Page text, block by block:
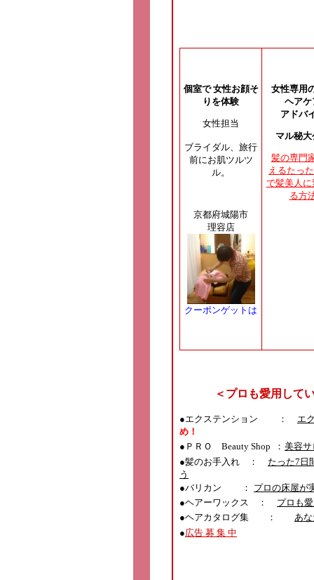
個室で 女性お顔そ
りを体験
女性担当
ブライダル、旅行
前にお肌ツルツ
ル。
京都府城陽市
理容店
クーポンゲットは
女性専用
ヘアケ
アドバ
マル秘大
髪の専門
えるたっ
で髪美人に
る方
＜プロも愛用して
●エクステンション ：
エ
め！
● ＰＲＯ Beauty Shop ： 美容サ
●髪のお手入れ ：
たった7日
う
●バリカン ：
プロの床屋が
●ヘアーワックス ：
プロも
●ヘアカタログ集 ： あ
●広告 募 集 中